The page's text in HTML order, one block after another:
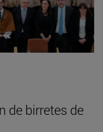
de birretes de